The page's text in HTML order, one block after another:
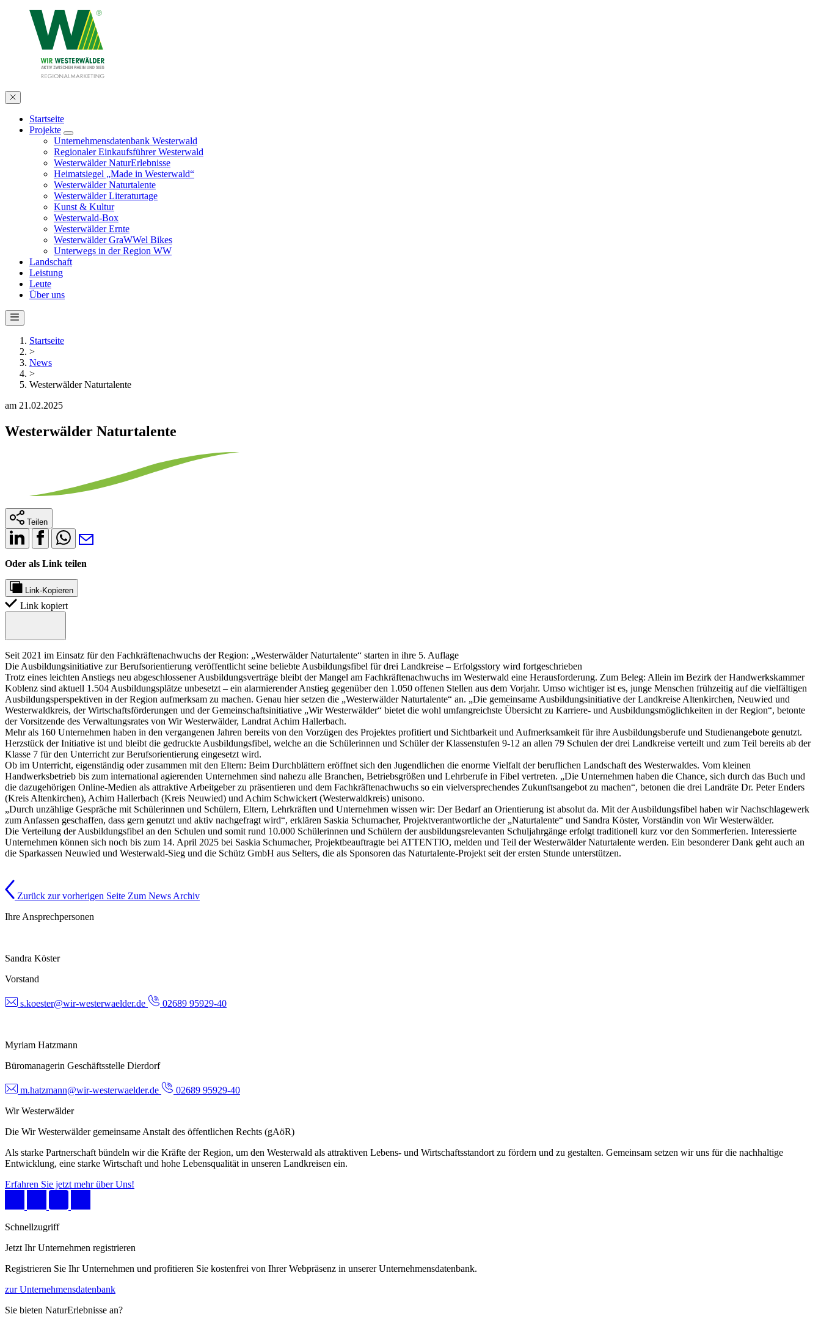
Startseite
Projekte
Unternehmensdatenbank Westerwald
Regionaler Einkaufsführer Westerwald
Westerwälder NaturErlebnisse
Heimatsiegel „Made in Westerwald“
Westerwälder Naturtalente
Westerwälder Literaturtage
Kunst & Kultur
Westerwald-Box
Westerwälder Ernte
Westerwälder GraWWel Bikes
Unterwegs in der Region WW
Landschaft
Leistung
Leute
Über uns
Startseite
>
News
>
Westerwälder Naturtalente
am 21.02.2025
Westerwälder Naturtalente
Teilen
Oder als Link teilen
Link-Kopieren
Link kopiert
Seit 2021 im Einsatz für den Fachkräftenachwuchs der Region: „Westerwälder Naturtalente“ starten in ihre 5. Auflage
Die Ausbildungsinitiative zur Berufsorientierung veröffentlicht seine beliebte Ausbildungsfibel für drei Landkreise – Erfolgsstory wird fortgeschrieben
Trotz eines leichten Anstiegs neu abgeschlossener Ausbildungsverträge bleibt der Mangel am Fachkräftenachwuchs im Westerwald eine Herausforderung. Zum Beleg: Allein im Bezirk der Handwerkskammer
Koblenz sind aktuell 1.504 Ausbildungsplätze unbesetzt – ein alarmierender Anstieg gegenüber den 1.050 offenen Stellen aus dem Vorjahr. Umso wichtiger ist es, junge Menschen frühzeitig auf die vielfältigen
Ausbildungsperspektiven in der Region aufmerksam zu machen. Genau hier setzen die „Westerwälder Naturtalente“ an. „Die gemeinsame Ausbildungsinitiative der Landkreise Altenkirchen, Neuwied und
Westerwaldkreis, der Wirtschaftsförderungen und der Gemeinschaftsinitiative „Wir Westerwälder“ bietet die wohl umfangreichste Übersicht zu Karriere- und Ausbildungsmöglichkeiten in der Region“, betonte
der Vorsitzende des Verwaltungsrates von Wir Westerwälder, Landrat Achim Hallerbach.
Mehr als 160 Unternehmen haben in den vergangenen Jahren bereits von den Vorzügen des Projektes profitiert und Sichtbarkeit und Aufmerksamkeit für ihre Ausbildungsberufe und Studienangebote genutzt.
Herzstück der Initiative ist und bleibt die gedruckte Ausbildungsfibel, welche an die Schülerinnen und Schüler der Klassenstufen 9-12 an allen 79 Schulen der drei Landkreise verteilt und zum Teil bereits ab der
Klasse 7 für den Unterricht zur Berufsorientierung eingesetzt wird.
Ob im Unterricht, eigenständig oder zusammen mit den Eltern: Beim Durchblättern eröffnet sich den Jugendlichen die enorme Vielfalt der beruflichen Landschaft des Westerwaldes. Vom kleinen
Handwerksbetrieb bis zum international agierenden Unternehmen sind nahezu alle Branchen, Betriebsgrößen und Lehrberufe in Fibel vertreten. „Die Unternehmen haben die Chance, sich durch das Buch und
die dazugehörigen Online-Medien als attraktive Arbeitgeber zu präsentieren und dem Fachkräftenachwuchs so ein vielversprechendes Zukunftsangebot zu machen“, betonen die drei Landräte Dr. Peter Enders
(Kreis Altenkirchen), Achim Hallerbach (Kreis Neuwied) und Achim Schwickert (Westerwaldkreis) unisono.
„Durch unzählige Gespräche mit Schülerinnen und Schülern, Eltern, Lehrkräften und Unternehmen wissen wir: Der Bedarf an Orientierung ist absolut da. Mit der Ausbildungsfibel haben wir Nachschlagewerk
zum Anfassen geschaffen, dass gern genutzt und aktiv nachgefragt wird“, erklären Saskia Schumacher, Projektverantwortliche der „Naturtalente“ und Sandra Köster, Vorständin von Wir Westerwälder.
Die Verteilung der Ausbildungsfibel an den Schulen und somit rund 10.000 Schülerinnen und Schülern der ausbildungsrelevanten Schuljahrgänge erfolgt traditionell kurz vor den Sommerferien. Interessierte
Unternehmen können sich noch bis zum 14. April 2025 bei Saskia Schumacher, Projektbeauftragte bei ATTENTIO, melden und Teil der Westerwälder Naturtalente werden. Ein besonderer Dank geht auch an
die Sparkassen Neuwied und Westerwald-Sieg und die Schütz GmbH aus Selters, die als Sponsoren das Naturtalente-Projekt seit der ersten Stunde unterstützen.
Zurück zur vorherigen Seite Zum News Archiv
Ihre Ansprechpersonen
Sandra Köster
Vorstand
s.koester@wir-westerwaelder.de 02689 95929-40
Myriam Hatzmann
Büromanagerin Geschäftsstelle Dierdorf
m.hatzmann@wir-westerwaelder.de
02689 95929-40
Wir Westerwälder
Die Wir Westerwälder gemeinsame Anstalt des öffentlichen Rechts (gAöR)
Als starke Partnerschaft bündeln wir die Kräfte der Region, um den Westerwald als attraktiven Lebens- und Wirtschaftsstandort zu fördern und zu gestalten. Gemeinsam setzen wir uns für die nachhaltige
Entwicklung, eine starke Wirtschaft und hohe Lebensqualität in unseren Landkreisen ein.
Erfahren Sie jetzt mehr über Uns!
Schnellzugriff
Jetzt Ihr Unternehmen registrieren
Registrieren Sie Ihr Unternehmen und profitieren Sie kostenfrei von Ihrer Webpräsenz in unserer Unternehmensdatenbank.
zur Unternehmensdatenbank
Sie bieten NaturErlebnisse an?